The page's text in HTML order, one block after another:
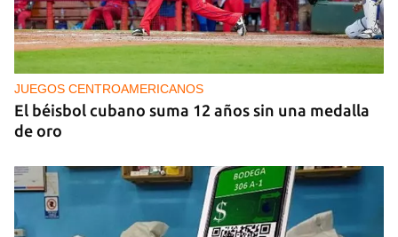
PODCAST
Cafecito informativo del viernes 7 de agosto de
2026
JUEGOS CENTROAMERICANOS
El béisbol cubano suma 12 años sin una medalla
de oro